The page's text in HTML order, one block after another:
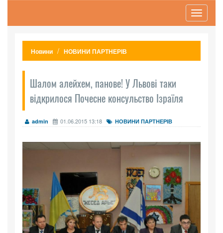
Toggle
Новини НОВИНИ ПАРТНЕРІВ
Шалом алейхем, панове! У Львові таки
відкрилося Почесне консульство Ізраїля
admin 01.06.2015 13:18 НОВИНИ ПАРТНЕРІВ